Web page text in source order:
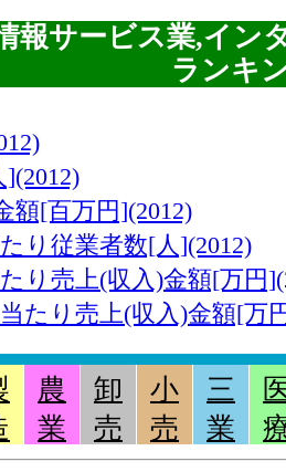
報サービス業,イン
ランキ
額[百万円](2012)
り従業者数[人](2012)
り売上(収入)金額[万円
たり売上(収入)金額[万
運輸業,郵便業
額[百万円](2014)
農
業
卸
売
小
売
三
業